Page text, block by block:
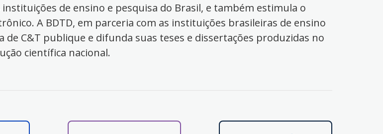
de ensino e pesquisa do Brasil, e também estimula o
A BDTD, em parceria com as instituições brasileiras de ensino
C&T publique e difunda suas teses e dissertações produzidas no
científica nacional.